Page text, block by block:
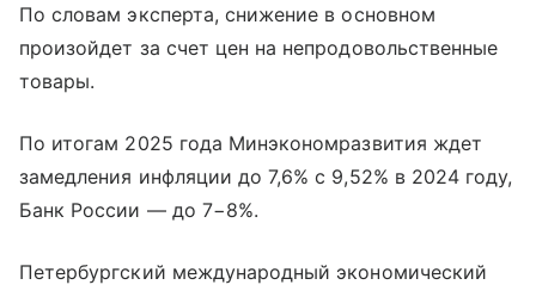
По словам эксперта, снижение в основном
произойдет за счет цен на непродовольственные
товары.
По итогам 2025 года Минэкономразвития ждет
замедления инфляции до 7,6% с 9,52% в 2024 году,
Банк России — до 7−8%.
Петербургский международный экономический